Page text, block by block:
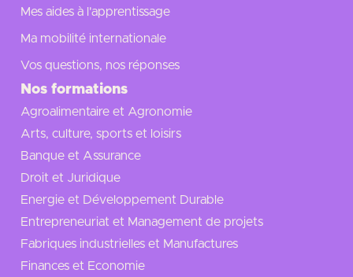
Mes aides à l'apprentissage
Ma mobilité internationale
Vos questions, nos réponses
Nos formations
Agroalimentaire et Agronomie
Arts, culture, sports et loisirs
Banque et Assurance
Droit et Juridique
Energie et Développement Durable
Entrepreneuriat et Management de projets
Fabriques industrielles et Manufactures
Finances et Economie